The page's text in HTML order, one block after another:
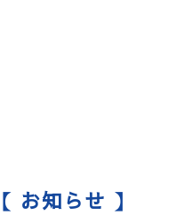
【 お知らせ 】